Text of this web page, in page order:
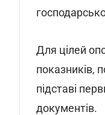
Для цілей
показників,
підставі
документів.